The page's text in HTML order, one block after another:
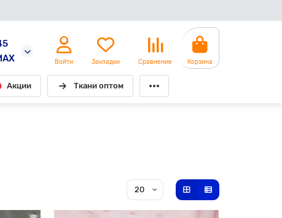
Войти Закладки Сравнение Корзина
Акции Ткани оптом